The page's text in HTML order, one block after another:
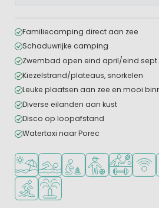
Familiecamping direct aan zee
Schaduwrijke camping
Zwembad open eind april/eind sept.
Kiezelstrand/plateaus, snorkelen
Leuke plaatsen aan zee en mooi
Diverse eilanden aan kust
Disco op loopafstand
Watertaxi naar Porec
Ligt bij strand en zee
Openlucht zwembad
Aanbevolen voor jonge
Aanbevolen voor
Veel WiFi
Watersportfaciliteiten
Waterspeeltuin